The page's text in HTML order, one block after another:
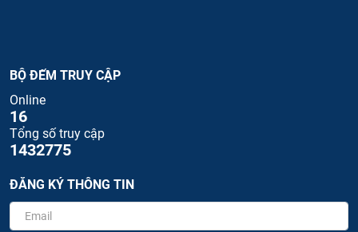
BỘ ĐẾM TRUY CẬP
Online
16
Tổng số truy cập
1432775
ĐĂNG KÝ THÔNG TIN